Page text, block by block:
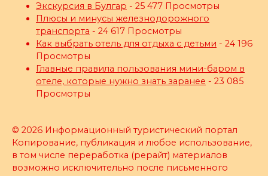
Экскурсия в Булгар - 25 477 Просмотры
Плюсы и минусы железнодорожного
транспорта - 24 617 Просмотры
Как выбрать отель для отдыха с детьми - 24 196
Просмотры
Главные правила пользования мини-баром в
отеле, которые нужно знать заранее - 23 085
Просмотры
© 2026 Информационный туристический портал
Копирование, публикация и любое использование,
в том числе переработка (рерайт) материалов
возможно исключительно после письменного